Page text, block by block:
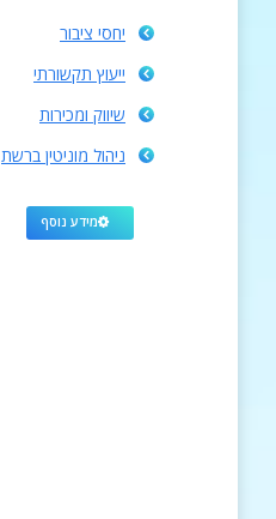
יחסי ציבור
ייעוץ תקשורתי
שיווק ומכירות
ניהול מוניטין ברשת
מידע נוסף